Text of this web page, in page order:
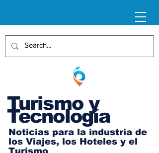
Turismo y
Tecnología
Noticias para la industria de
los Viajes, los Hoteles y el
Turismo